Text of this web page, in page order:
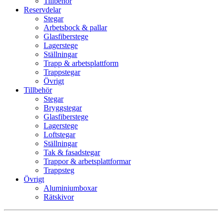
Reservdelar
Stegar
Arbetsbock & pallar
Glasfiberstege
Lagerstege
Ställningar
Trapp & arbetsplattform
Trappstegar
Övrigt
Tillbehör
Stegar
Bryggstegar
Glasfiberstege
Lagerstege
Loftstegar
Ställningar
Tak & fasadstegar
Trappor & arbetsplattformar
Trappsteg
Övrigt
Aluminiumboxar
Rätskivor